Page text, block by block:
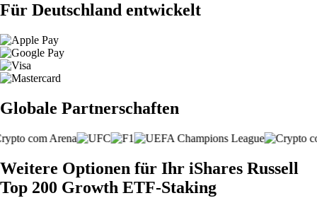
Für Deutschland entwickelt
Globale Partnerschaften
Weitere Optionen für Ihr iShares Russell
Top 200 Growth ETF-Staking